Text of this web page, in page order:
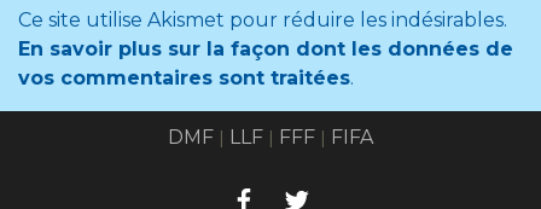
Ce site utilise Akismet pour réduire les indésirables.
En savoir plus sur la façon dont les données de
vos commentaires sont traitées.
DMF | LLF | FFF | FIFA